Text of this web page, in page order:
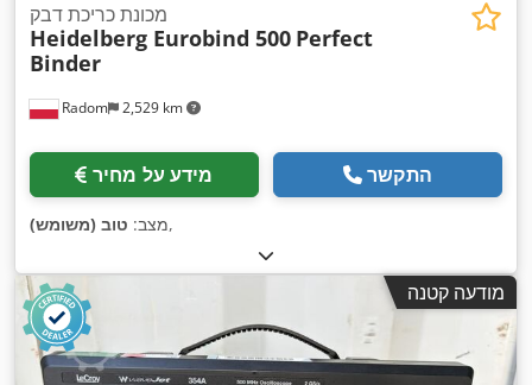
Radom 2,529 km
מכונת כריכת דבק
Heidelberg Eurobind 500 Perfect
Binder
מידע על מחיר התקשר
מצב: טוב (משומש) ,
מודעה קטנה